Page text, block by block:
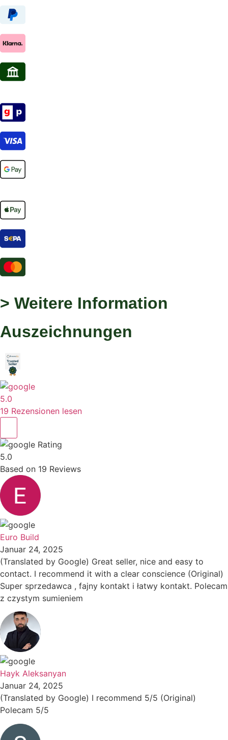
> Weitere Information
Auszeichnungen
5.0
19 Rezensionen lesen
Rating
5.0
Based on 19 Reviews
Euro Build
Januar 24, 2025
(Translated by Google) Great seller, nice and easy to
contact. I recommend it with a clear conscience (Original)
Super sprzedawca , fajny kontakt i łatwy kontakt. Polecam
z czystym sumieniem
Hayk Aleksanyan
Januar 24, 2025
(Translated by Google) I recommend 5/5 (Original)
Polecam 5/5